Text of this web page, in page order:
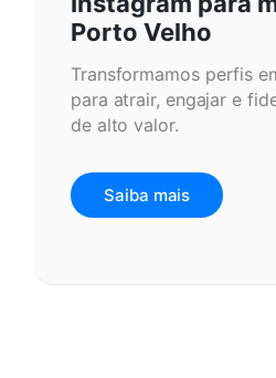
Porto Velho
Transformamos perfis
para atrair, engajar e
de alto valor.
Saiba mais